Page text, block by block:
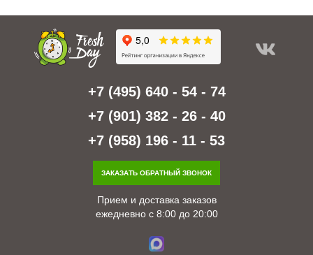
+7 (495) 640 - 54 - 74
+7 (901) 382 - 26 - 40
+7 (958) 196 - 11 - 53
ЗАКАЗАТЬ ОБРАТНЫЙ ЗВОНОК
Прием и доставка заказов
ежедневно с 8:00 до 20:00